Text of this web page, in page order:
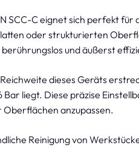
SCC-C eignet sich perfekt für
oder strukturierten
und äußerst
dieses Geräts
Bar liegt. Diese präzise
anzupassen.
Reinigung von